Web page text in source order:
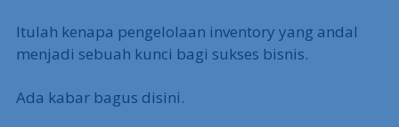
Itulah kenapa pengelolaan inventory yang andal
menjadi sebuah kunci bagi sukses bisnis.
Ada kabar bagus disini.